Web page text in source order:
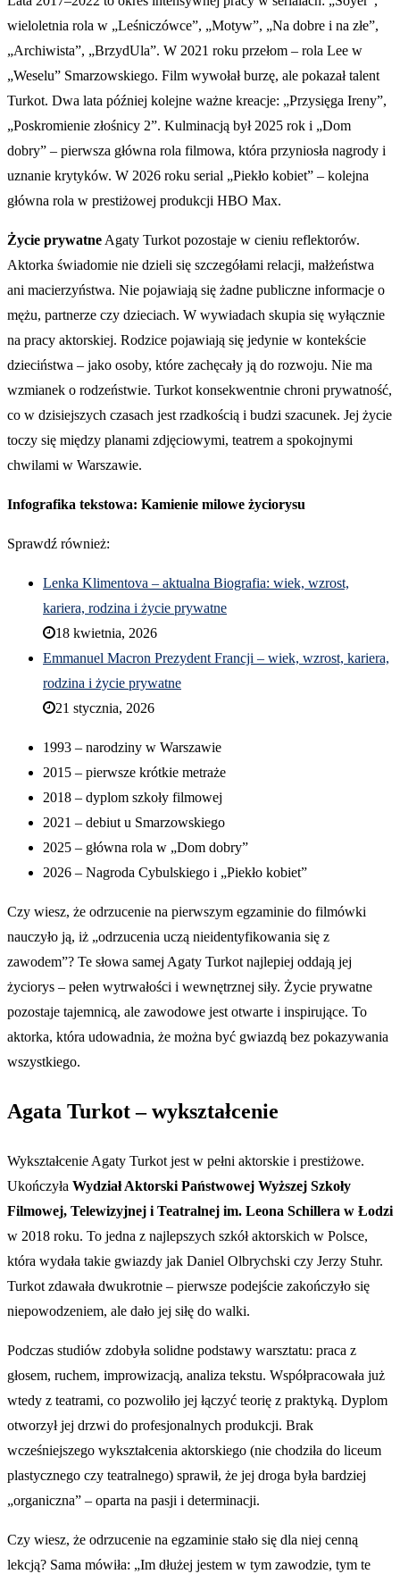
wieloletnia rola w „Leśniczówce”, „Motyw”, „Na dobre i na złe”,
„Archiwista”, „BrzydUla”. W 2021 roku przełom – rola Lee w
„Weselu” Smarzowskiego. Film wywołał burzę, ale pokazał talent
Turkot. Dwa lata później kolejne ważne kreacje: „Przysięga Ireny”,
„Poskromienie złośnicy 2”. Kulminacją był 2025 rok i „Dom
dobry” – pierwsza główna rola filmowa, która przyniosła nagrody i
uznanie krytyków. W 2026 roku serial „Piekło kobiet” – kolejna
główna rola w prestiżowej produkcji HBO Max.
Życie prywatne Agaty Turkot pozostaje w cieniu reflektorów.
Aktorka świadomie nie dzieli się szczegółami relacji, małżeństwa
ani macierzyństwa. Nie pojawiają się żadne publiczne informacje o
mężu, partnerze czy dzieciach. W wywiadach skupia się wyłącznie
na pracy aktorskiej. Rodzice pojawiają się jedynie w kontekście
dzieciństwa – jako osoby, które zachęcały ją do rozwoju. Nie ma
wzmianek o rodzeństwie. Turkot konsekwentnie chroni prywatność,
co w dzisiejszych czasach jest rzadkością i budzi szacunek. Jej życie
toczy się między planami zdjęciowymi, teatrem a spokojnymi
chwilami w Warszawie.
Infografika tekstowa: Kamienie milowe życiorysu
Sprawdź również:
Lenka Klimentova – aktualna Biografia: wiek, wzrost,
kariera, rodzina i życie prywatne
18 kwietnia, 2026
Emmanuel Macron Prezydent Francji – wiek, wzrost, kariera,
rodzina i życie prywatne
21 stycznia, 2026
1993 – narodziny w Warszawie
2015 – pierwsze krótkie metraże
2018 – dyplom szkoły filmowej
2021 – debiut u Smarzowskiego
2025 – główna rola w „Dom dobry”
2026 – Nagroda Cybulskiego i „Piekło kobiet”
Czy wiesz, że odrzucenie na pierwszym egzaminie do filmówki
nauczyło ją, iż „odrzucenia uczą nieidentyfikowania się z
zawodem”? Te słowa samej Agaty Turkot najlepiej oddają jej
życiorys – pełen wytrwałości i wewnętrznej siły. Życie prywatne
pozostaje tajemnicą, ale zawodowe jest otwarte i inspirujące. To
aktorka, która udowadnia, że można być gwiazdą bez pokazywania
wszystkiego.
Agata Turkot – wykształcenie
Wykształcenie Agaty Turkot jest w pełni aktorskie i prestiżowe.
Ukończyła Wydział Aktorski Państwowej Wyższej Szkoły
Filmowej, Telewizyjnej i Teatralnej im. Leona Schillera w Łodzi
w 2018 roku. To jedna z najlepszych szkół aktorskich w Polsce,
która wydała takie gwiazdy jak Daniel Olbrychski czy Jerzy Stuhr.
Turkot zdawała dwukrotnie – pierwsze podejście zakończyło się
niepowodzeniem, ale dało jej siłę do walki.
Podczas studiów zdobyła solidne podstawy warsztatu: praca z
głosem, ruchem, improwizacją, analiza tekstu. Współpracowała już
wtedy z teatrami, co pozwoliło jej łączyć teorię z praktyką. Dyplom
otworzył jej drzwi do profesjonalnych produkcji. Brak
wcześniejszego wykształcenia aktorskiego (nie chodziła do liceum
plastycznego czy teatralnego) sprawił, że jej droga była bardziej
„organiczna” – oparta na pasji i determinacji.
Czy wiesz, że odrzucenie na egzaminie stało się dla niej cenną
lekcją? Sama mówiła: „Im dłużej jestem w tym zawodzie, tym te